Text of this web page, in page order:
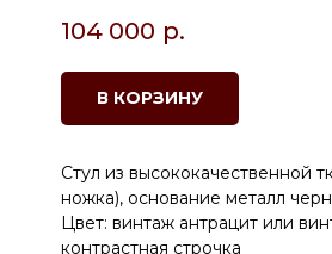
104 000 р.
В КОРЗИНУ
Стул из высококачественной
ножка), основание металл
Цвет: винтаж антрацит или
контрастная строчка